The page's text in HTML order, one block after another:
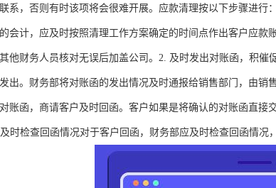
系，否则有时该项将会很难开展。应款清理按以下步骤进行
会计，应及时按照清理工作方案确定的时间点作出客户应
他财务人员核对无误后加盖公司。2. 及时发出对账函，积
出。财务部将对账函的发出情况及时通报给销售部门，由销
账函，商请客户及时回函。客户如果是将确认的对账函直接
时检查回函情况对于客户回函，财务部应及时检查回函情况，